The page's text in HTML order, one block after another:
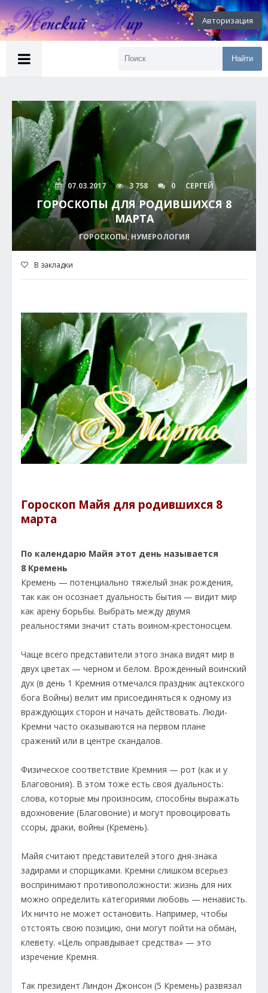
Авторизация
Найти
07.03.2017 3 758 0 СЕРГЕЙ
ГОРОСКОПЫ ДЛЯ РОДИВШИХСЯ 8
МАРТА
ГОРОСКОПЫ, НУМЕРОЛОГИЯ
В закладки
Гороскоп Майя для родившихся 8
марта
По календарю Майя этот день называется
8 Кремень
Кремень — потенциально тяжелый знак рождения,
так как он осознает дуальность бытия — видит мир
как арену борьбы. Выбрать между двумя
реальностями значит стать воином-крестоносцем.
Чаще всего представители этого знака видят мир в
двух цветах — черном и белом. Врожденный воинский
дух (в день 1 Кремния отмечался праздник ацтекского
бога Войны) велит им присоединяться к одному из
враждующих сторон и начать действовать. Люди-
Кремни часто оказываются на первом плане
сражений или в центре скандалов.
Физическое соответствие Кремния — рот (как и у
Благовония). В этом тоже есть своя дуальность:
слова, которые мы произносим, способны выражать
вдохновение (Благовоние) и могут провоцировать
ссоры, драки, войны (Кремень).
Майя считают представителей этого дня-знака
задирами и спорщиками. Кремни слишком всерьез
воспринимают противоположности: жизнь для них
можно определить категориями любовь — ненависть.
Их ничто не может остановить. Например, чтобы
отстоять свою позицию, они могут пойти на обман,
клевету. «Цель оправдывает средства» — это
изречение Кремня.
Так президент Линдон Джонсон (5 Кремень) развязал